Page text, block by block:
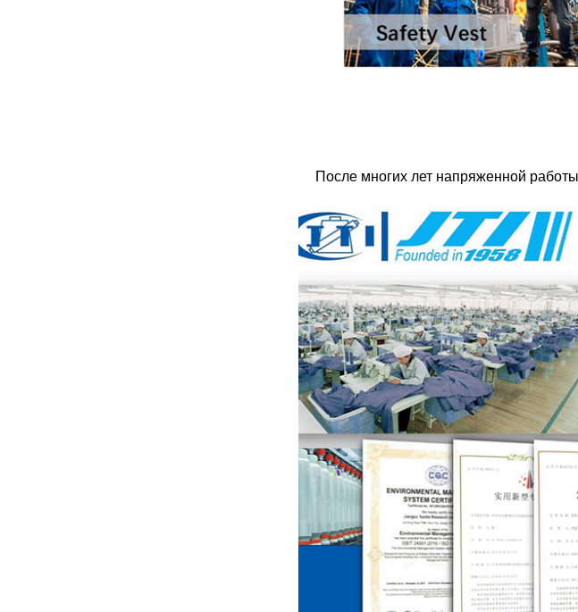
После многих лет напряженной